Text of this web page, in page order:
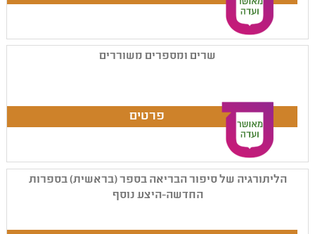
שרים ומספרים משוררים
הליתורגיה של סיפור הבריאה בספר (בראשית) בספרות
החדשה-היצע נוסף